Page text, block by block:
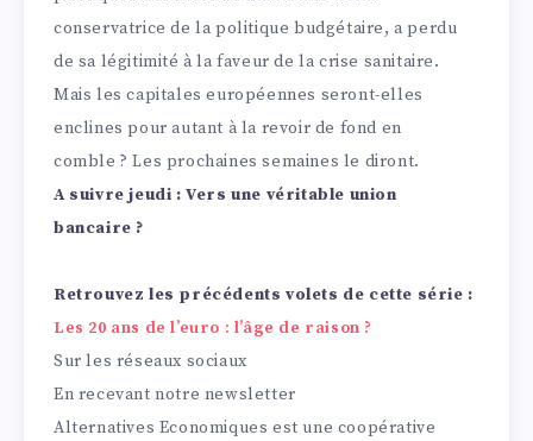
conservatrice de la politique budgétaire, a perdu
de sa légitimité à la faveur de la crise sanitaire.
Mais les capitales européennes seront-elles
enclines pour autant à la revoir de fond en
comble ? Les prochaines semaines le diront.
A suivre jeudi : Vers une véritable union
bancaire ?
Retrouvez les précédents volets de cette série :
Les 20 ans de l’euro : l’âge de raison ?
Sur les réseaux sociaux
En recevant notre newsletter
Alternatives Economiques est une coopérative